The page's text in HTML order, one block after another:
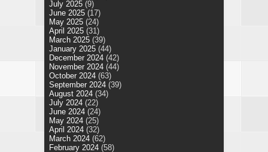
July 2025 (9)
June 2025 (17)
May 2025 (24)
April 2025 (31)
March 2025 (39)
January 2025 (44)
December 2024 (42)
November 2024 (44)
October 2024 (63)
September 2024 (39)
August 2024 (34)
July 2024 (22)
June 2024 (24)
May 2024 (25)
April 2024 (32)
March 2024 (62)
February 2024 (58)